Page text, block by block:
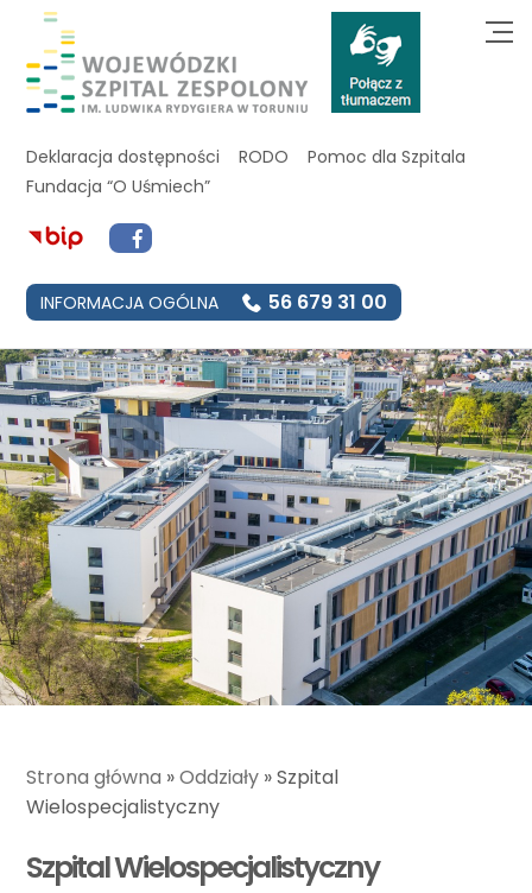
Deklaracja dostępności RODO
Pomoc dla Szpitala
Fundacja “O Uśmiech”
INFORMACJA OGÓLNA 56 679 31 00
Strona główna »Oddziały »Szpital
Wielospecjalistyczny
Szpital Wielospecjalistyczny